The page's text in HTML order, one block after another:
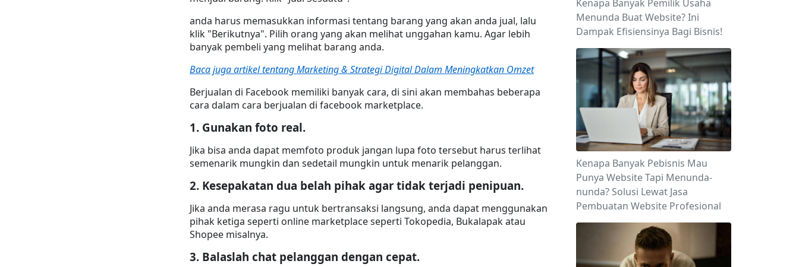
anda harus memasukkan informasi tentang barang yang akan anda jual, lalu
klik "Berikutnya". Pilih orang yang akan melihat unggahan kamu. Agar lebih
banyak pembeli yang melihat barang anda.
Baca juga artikel tentang Marketing & Strategi Digital Dalam Meningkatkan Omzet
Berjualan di Facebook memiliki banyak cara, di sini akan membahas beberapa
cara dalam cara berjualan di facebook marketplace.
1. Gunakan foto real.
Jika bisa anda dapat memfoto produk jangan lupa foto tersebut harus terlihat
semenarik mungkin dan sedetail mungkin untuk menarik pelanggan.
2. Kesepakatan dua belah pihak agar tidak terjadi penipuan.
Jika anda merasa ragu untuk bertransaksi langsung, anda dapat menggunakan
pihak ketiga seperti online marketplace seperti Tokopedia, Bukalapak atau
Shopee misalnya.
3. Balaslah chat pelanggan dengan cepat.
Kenapa Banyak Pemilik Usaha
Menunda Buat Website? Ini
Dampak Efisiensinya Bagi Bisnis!
Kenapa Banyak Pebisnis Mau
Punya Website Tapi Menunda-
nunda? Solusi Lewat Jasa
Pembuatan Website Profesional